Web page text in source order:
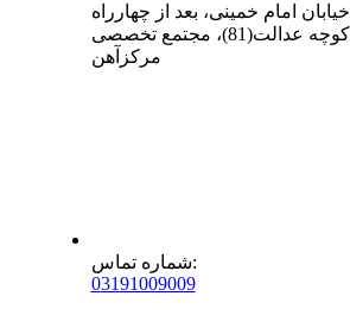
خیابان امام خمینی، بعد از چهارراه
شریف، نبش کوچه عدالت(81)، مجتمع تخصصی
مرکزآهن
شماره تماس:
03191009009